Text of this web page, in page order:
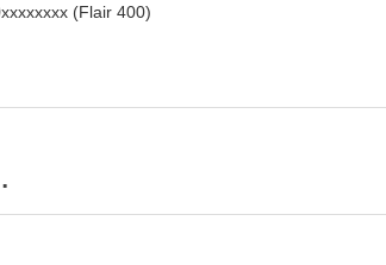
(Flair 400)